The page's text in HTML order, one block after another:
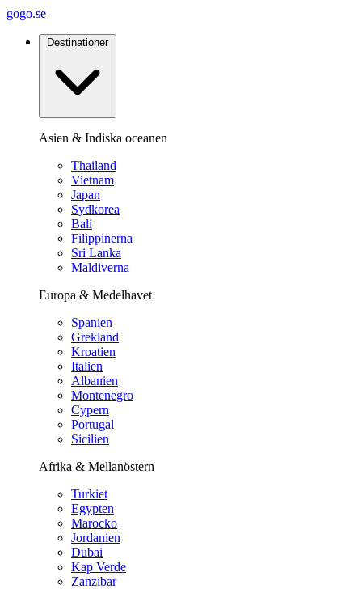
gogo.se
Destinationer
Asien & Indiska oceanen
Thailand
Vietnam
Japan
Sydkorea
Bali
Filippinerna
Sri Lanka
Maldiverna
Europa & Medelhavet
Spanien
Grekland
Kroatien
Italien
Albanien
Montenegro
Cypern
Portugal
Sicilien
Afrika & Mellanöstern
Turkiet
Egypten
Marocko
Jordanien
Dubai
Kap Verde
Zanzibar